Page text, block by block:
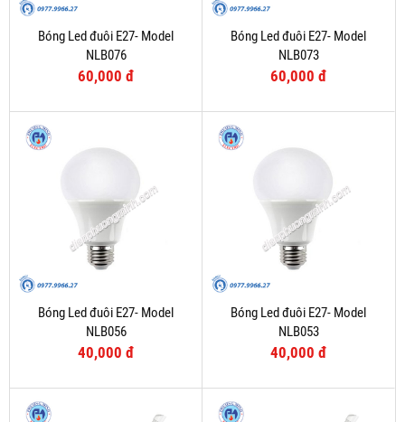
Bóng Led đuôi E27- Model
NLB076
60,000 đ
Bóng Led đuôi E27- Model
NLB073
60,000 đ
Bóng Led đuôi E27- Model
NLB056
40,000 đ
Bóng Led đuôi E27- Model
NLB053
40,000 đ